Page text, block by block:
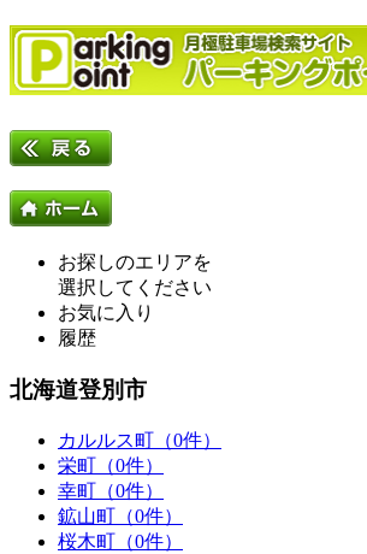
お探しのエリアを
選択してください
お気に入り
履歴
北海道登別市
カルルス町（0件）
栄町（0件）
幸町（0件）
鉱山町（0件）
桜木町（0件）